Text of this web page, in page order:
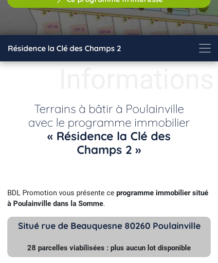
Résidence la Clé des Champs 2
Terrains à bâtir à Poulainville
avec le programme immobilier
« Résidence la Clé des
Champs 2 »
BDL Promotion vous présente ce programme immobilier situé
à Poulainville dans la Somme.
Situé rue de Beauquesne 80260 Poulainville
28 parcelles viabilisées : plus aucun lot disponible